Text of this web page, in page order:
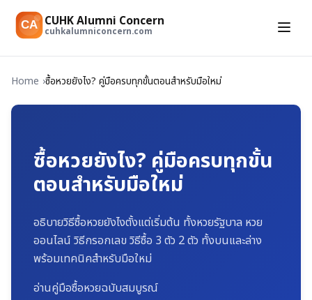
CA CUHK Alumni Concern
cuhkalumniconcern.com
Home ซื้อหวยยังไง? คู่มือครบทุกขั้นตอนสำหรับมือใหม่
ซื้อหวยยังไง? คู่มือครบทุกขั้น
ตอนสำหรับมือใหม่
อธิบายวิธีซื้อหวยยังไงตั้งแต่เริ่มต้น ทั้งหวยรัฐบาล หวย
ออนไลน์ วิธีกรอกเลข วิธีซื้อ 3 ตัว 2 ตัว ทั้งบนและล่าง
พร้อมเทคนิคสำหรับมือใหม่
อ่านคู่มือซื้อหวยฉบับสมบูรณ์